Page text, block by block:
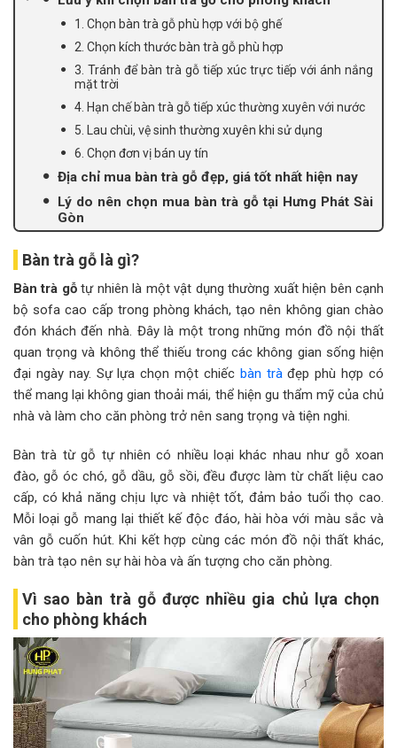
1. Chọn bàn trà gỗ phù hợp với bộ ghế
2. Chọn kích thước bàn trà gỗ phù hợp
3. Tránh để bàn trà gỗ tiếp xúc trực tiếp với ánh nắng
mặt trời
4. Hạn chế bàn trà gỗ tiếp xúc thường xuyên với nước
5. Lau chùi, vệ sinh thường xuyên khi sử dụng
6. Chọn đơn vị bán uy tín
Địa chỉ mua bàn trà gỗ đẹp, giá tốt nhất hiện nay
Lý do nên chọn mua bàn trà gỗ tại Hưng Phát Sài
Gòn
Bàn trà gỗ là gì?
Bàn trà gỗtự nhiên là một vật dụng thường xuất hiện bên cạnh
bộ sofa cao cấp trong phòng khách, tạo nên không gian chào
đón khách đến nhà. Đây là một trong những món đồ nội thất
quan trọng và không thể thiếu trong các không gian sống hiện
đại ngày nay. Sự lựa chọn một chiếc bàn tràđẹp phù hợp có
thể mang lại không gian thoải mái, thể hiện gu thẩm mỹ của chủ
nhà và làm cho căn phòng trở nên sang trọng và tiện nghi.
Bàn trà từ gỗ tự nhiên có nhiều loại khác nhau như gỗ xoan
đào, gỗ óc chó, gỗ dầu, gỗ sồi, đều được làm từ chất liệu cao
cấp, có khả năng chịu lực và nhiệt tốt, đảm bảo tuổi thọ cao.
Mỗi loại gỗ mang lại thiết kế độc đáo, hài hòa với màu sắc và
vân gỗ cuốn hút. Khi kết hợp cùng các món đồ nội thất khác,
bàn trà tạo nên sự hài hòa và ấn tượng cho căn phòng.
Vì sao bàn trà gỗ được nhiều gia chủ lựa chọn
cho phòng khách